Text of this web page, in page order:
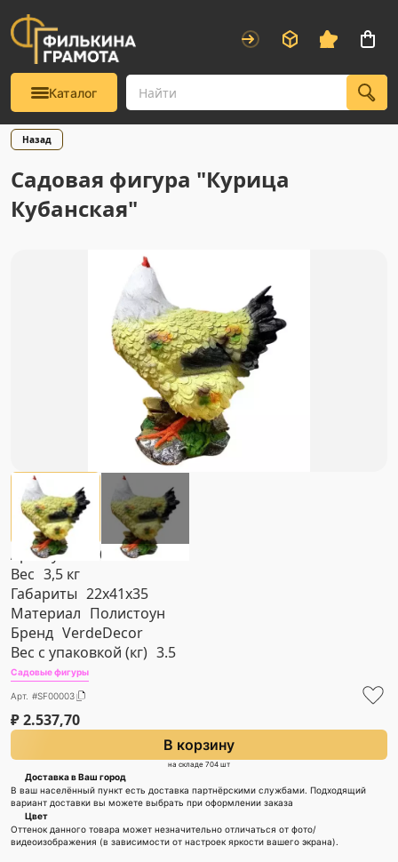
Каталог
Назад
Садовая фигура "Курица
Кубанская"
Артикул
#SF00003
Вес 3,5 кг
Габариты 22х41х35
Материал Полистоун
Бренд VerdeDecor
Вес с упаковкой (кг) 3.5
Садовые фигуры
Арт. #SF00003
₽2.537,70
В корзину
на складе 704 шт
Доставка в Ваш город
В ваш населённый пункт есть доставка партнёрскими службами. Подходящий
вариант доставки вы можете выбрать при оформлении заказа
Цвет
Оттенок данного товара может незначительно отличаться от фото/
видеоизображения (в зависимости от настроек яркости вашего экрана).